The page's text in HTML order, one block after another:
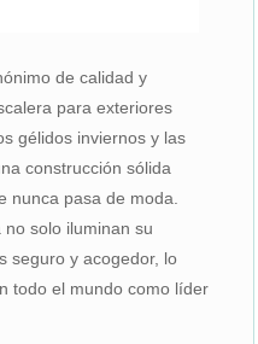
de calidad y
para exteriores
gélidos inviernos y las
construcción sólida
nunca pasa de moda.
solo iluminan su
seguro y acogedor, lo
todo el mundo como líder